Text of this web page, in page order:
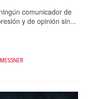
comunicador de
y de opinión sin...